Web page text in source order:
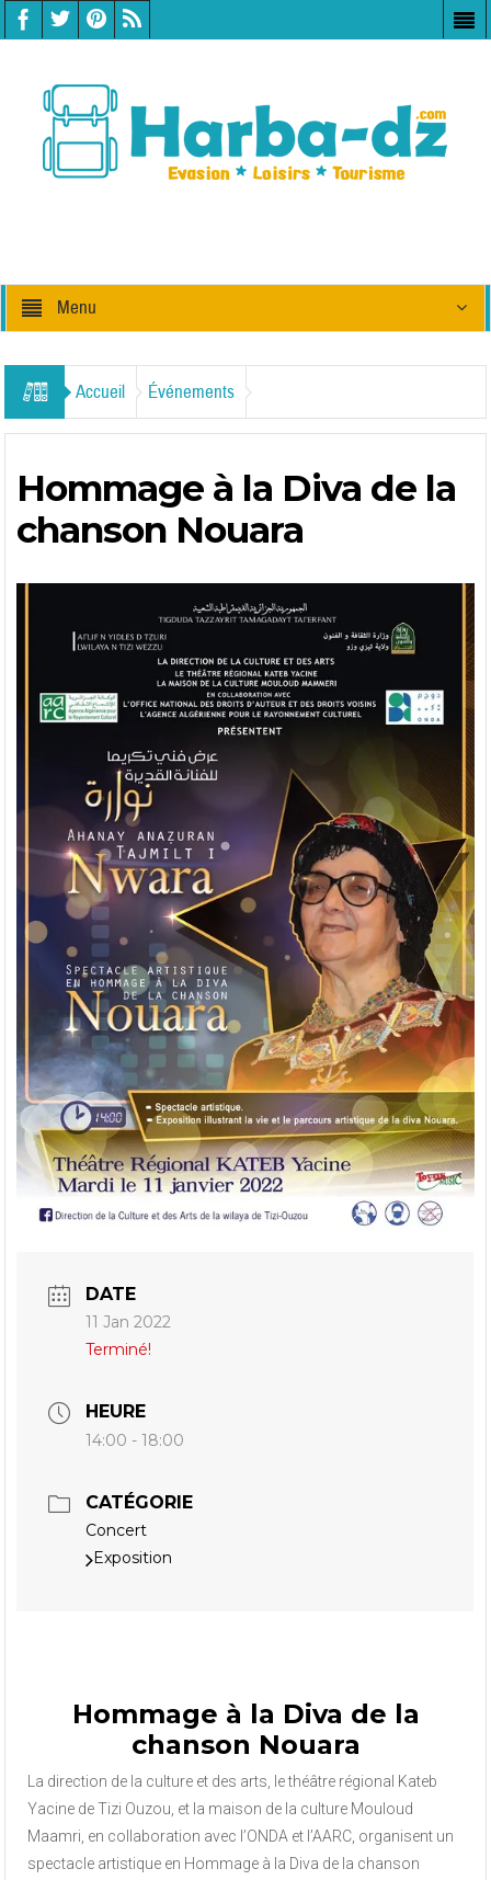
Menu
Accueil Événements
Hommage à la Diva de la
chanson Nouara
DATE
11 Jan 2022
Terminé!
HEURE
14:00 - 18:00
CATÉGORIE
Concert
Exposition
Hommage à la Diva de la
chanson Nouara
La direction de la culture et des arts, le théâtre régional Kateb
Yacine de Tizi Ouzou, et la maison de la culture Mouloud
Maamri, en collaboration avec l’ONDA et l’AARC, organisent un
spectacle artistique en Hommage à la Diva de la chanson